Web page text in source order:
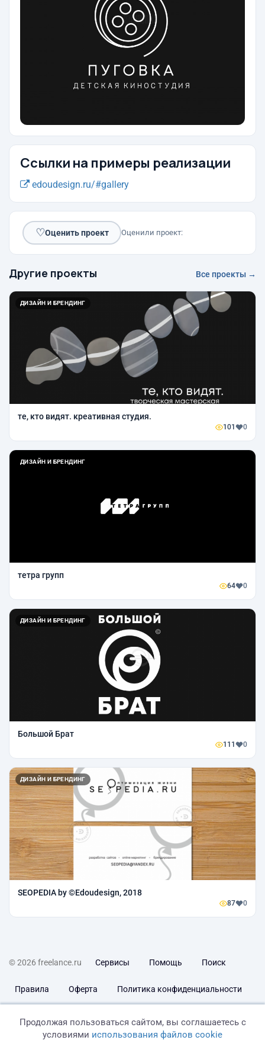
Ссылки на примеры реализации
edoudesign.ru/#gallery
♡Оценить проект Оценили проект:
Другие проекты Все проекты →
ДИЗАЙН И БРЕНДИНГ
те, кто видят. креативная студия.
101 0
ДИЗАЙН И БРЕНДИНГ
тетра групп
64 0
ДИЗАЙН И БРЕНДИНГ
Большой Брат
111 0
ДИЗАЙН И БРЕНДИНГ
SEOPEDIA by ©Edoudesign, 2018
87 0
© 2026 freelance.ru Сервисы Помощь Поиск
Правила Оферта Политика конфиденциальности
Продолжая пользоваться сайтом, вы соглашаетесь с
условиями использования файлов cookie